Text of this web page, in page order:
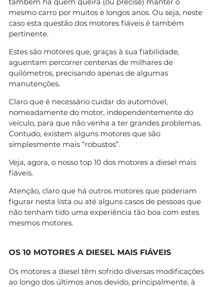
mesmo carro por muitos e longos anos. Ou seja, neste
caso esta questão dos motores fiáveis é também
pertinente.
Estes são motores que, graças à sua fiabilidade,
aguentam percorrer centenas de milhares de
quilómetros, precisando apenas de algumas
manutenções.
Claro que é necessário cuidar do automóvel,
nomeadamente do motor, independentemente do
veículo, para que não venha a ter grandes problemas.
Contudo, existem alguns motores que são
simplesmente mais “robustos”.
Veja, agora, o nosso top 10 dos motores a diesel mais
fiáveis.
Atenção, claro que há outros motores que poderiam
figurar nesta lista ou até alguns casos de pessoas que
não tenham tido uma experiência tão boa com estes
mesmos motores.
OS 10 MOTORES A DIESEL MAIS FIÁVEIS
Os motores a diesel têm sofrido diversas modificações
ao longo dos últimos anos devido, principalmente, à